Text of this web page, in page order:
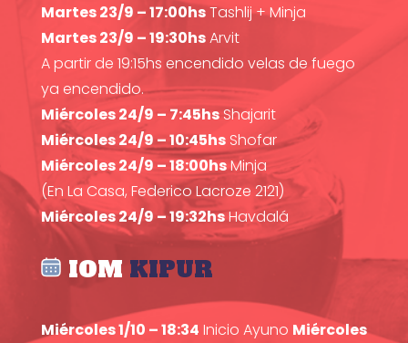
Martes 23/9 – 17:00hsTashlij + Minja
Martes 23/9 – 19:30hsArvit
A partir de 19:15hs encendido velas de fuego
ya encendido.
Miércoles 24/9 – 7:45hsShajarit
Miércoles 24/9 – 10:45hsShofar
Miércoles 24/9 – 18:00hsMinja
(En La Casa, Federico Lacroze 2121)
Miércoles 24/9 – 19:32hsHavdalá
IOM KIPUR
Miércoles 1/10 – 18:34 Inicio Ayuno Miércoles